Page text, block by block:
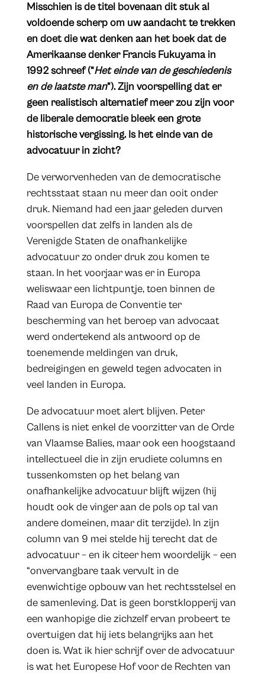
Misschien is de titel bovenaan dit stuk al
voldoende scherp om uw aandacht te trekken
en doet die wat denken aan het boek dat de
Amerikaanse denker Francis Fukuyama in
1992 schreef (“Het einde van de geschiedenis
en de laatste man”). Zijn voorspelling dat er
geen realistisch alternatief meer zou zijn voor
de liberale democratie bleek een grote
historische vergissing. Is het einde van de
advocatuur in zicht?
De verworvenheden van de democratische
rechtsstaat staan nu meer dan ooit onder
druk. Niemand had een jaar geleden durven
voorspellen dat zelfs in landen als de
Verenigde Staten de onafhankelijke
advocatuur zo onder druk zou komen te
staan. In het voorjaar was er in Europa
weliswaar een lichtpuntje, toen binnen de
Raad van Europa de Conventie ter
bescherming van het beroep van advocaat
werd ondertekend als antwoord op de
toenemende meldingen van druk,
bedreigingen en geweld tegen advocaten in
veel landen in Europa.
De advocatuur moet alert blijven. Peter
Callens is niet enkel de voorzitter van de Orde
van Vlaamse Balies, maar ook een hoogstaand
intellectueel die in zijn erudiete columns en
tussenkomsten op het belang van
onafhankelijke advocatuur blijft wijzen (hij
houdt ook de vinger aan de pols op tal van
andere domeinen, maar dit terzijde). In zijn
column van 9 mei stelde hij terecht dat de
advocatuur – en ik citeer hem woordelijk – een
“onvervangbare taak vervult in de
evenwichtige opbouw van het rechtsstelsel en
de samenleving. Dat is geen borstklopperij van
een wanhopige die zichzelf ervan probeert te
overtuigen dat hij iets belangrijks aan het
doen is. Wat ik hier schrijf over de advocatuur
is wat het Europese Hof voor de Rechten van